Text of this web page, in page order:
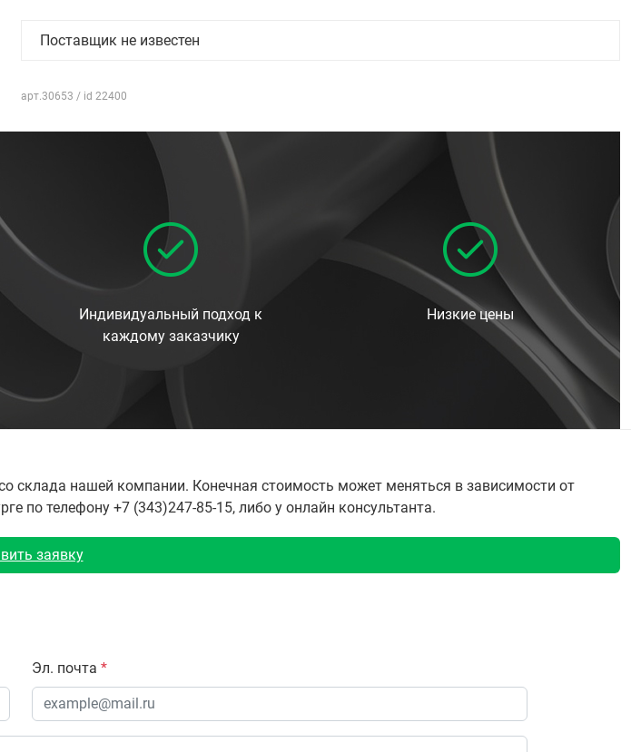
Поставщик не известен
арт.30653 / id 22400
Индивидуальный подход к
каждому заказчику
Низкие цены
склада нашей компании. Конечная стоимость может меняться в зависимости от
по телефону +7 (343)247-85-15, либо у онлайн консультанта.
заявку
Эл. почта *